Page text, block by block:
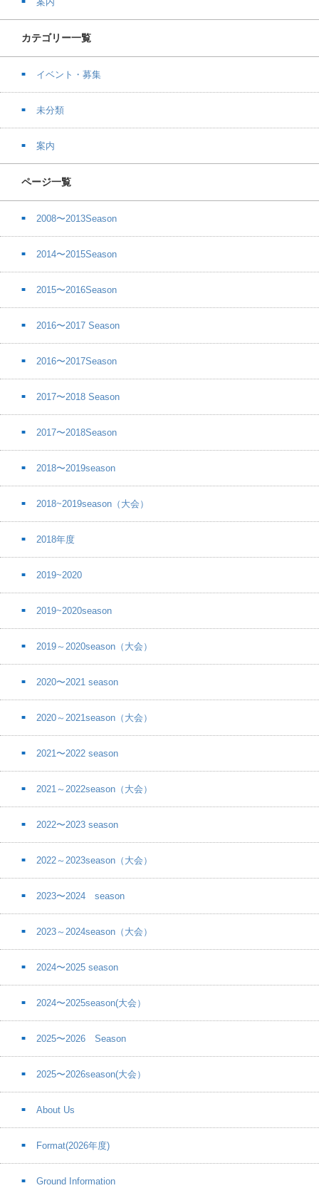
カテゴリー一覧
イベント・募集
未分類
案内
ページ一覧
2008〜2013Season
2014〜2015Season
2015〜2016Season
2016〜2017 Season
2016〜2017Season
2017〜2018 Season
2017〜2018Season
2018〜2019season
2018~2019season（大会）
2018年度
2019~2020
2019~2020season
2019～2020season（大会）
2020〜2021 season
2020～2021season（大会）
2021〜2022 season
2021～2022season（大会）
2022〜2023 season
2022～2023season（大会）
2023〜2024 season
2023～2024season（大会）
2024〜2025 season
2024〜2025season(大会）
2025〜2026 Season
2025〜2026season(大会）
About Us
Format(2026年度)
Ground Information